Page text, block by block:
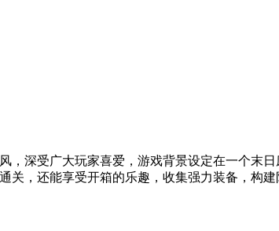
，深受广大玩家喜爱，游戏背景设定在一个
关，还能享受开箱的乐趣，收集强力装备，构建